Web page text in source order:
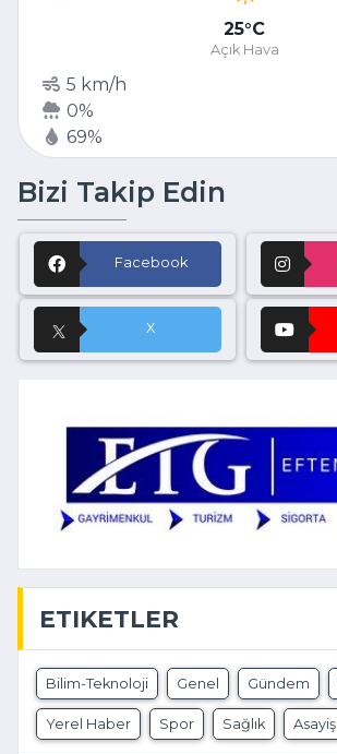
25 C
Açık Hava
5 km/h
0%
69%
Bizi Takip Edin
Facebook
X
ETIKETLER
Bilim-Teknoloji Genel Gündem
Yerel Haber Spor Sağlık Asayiş